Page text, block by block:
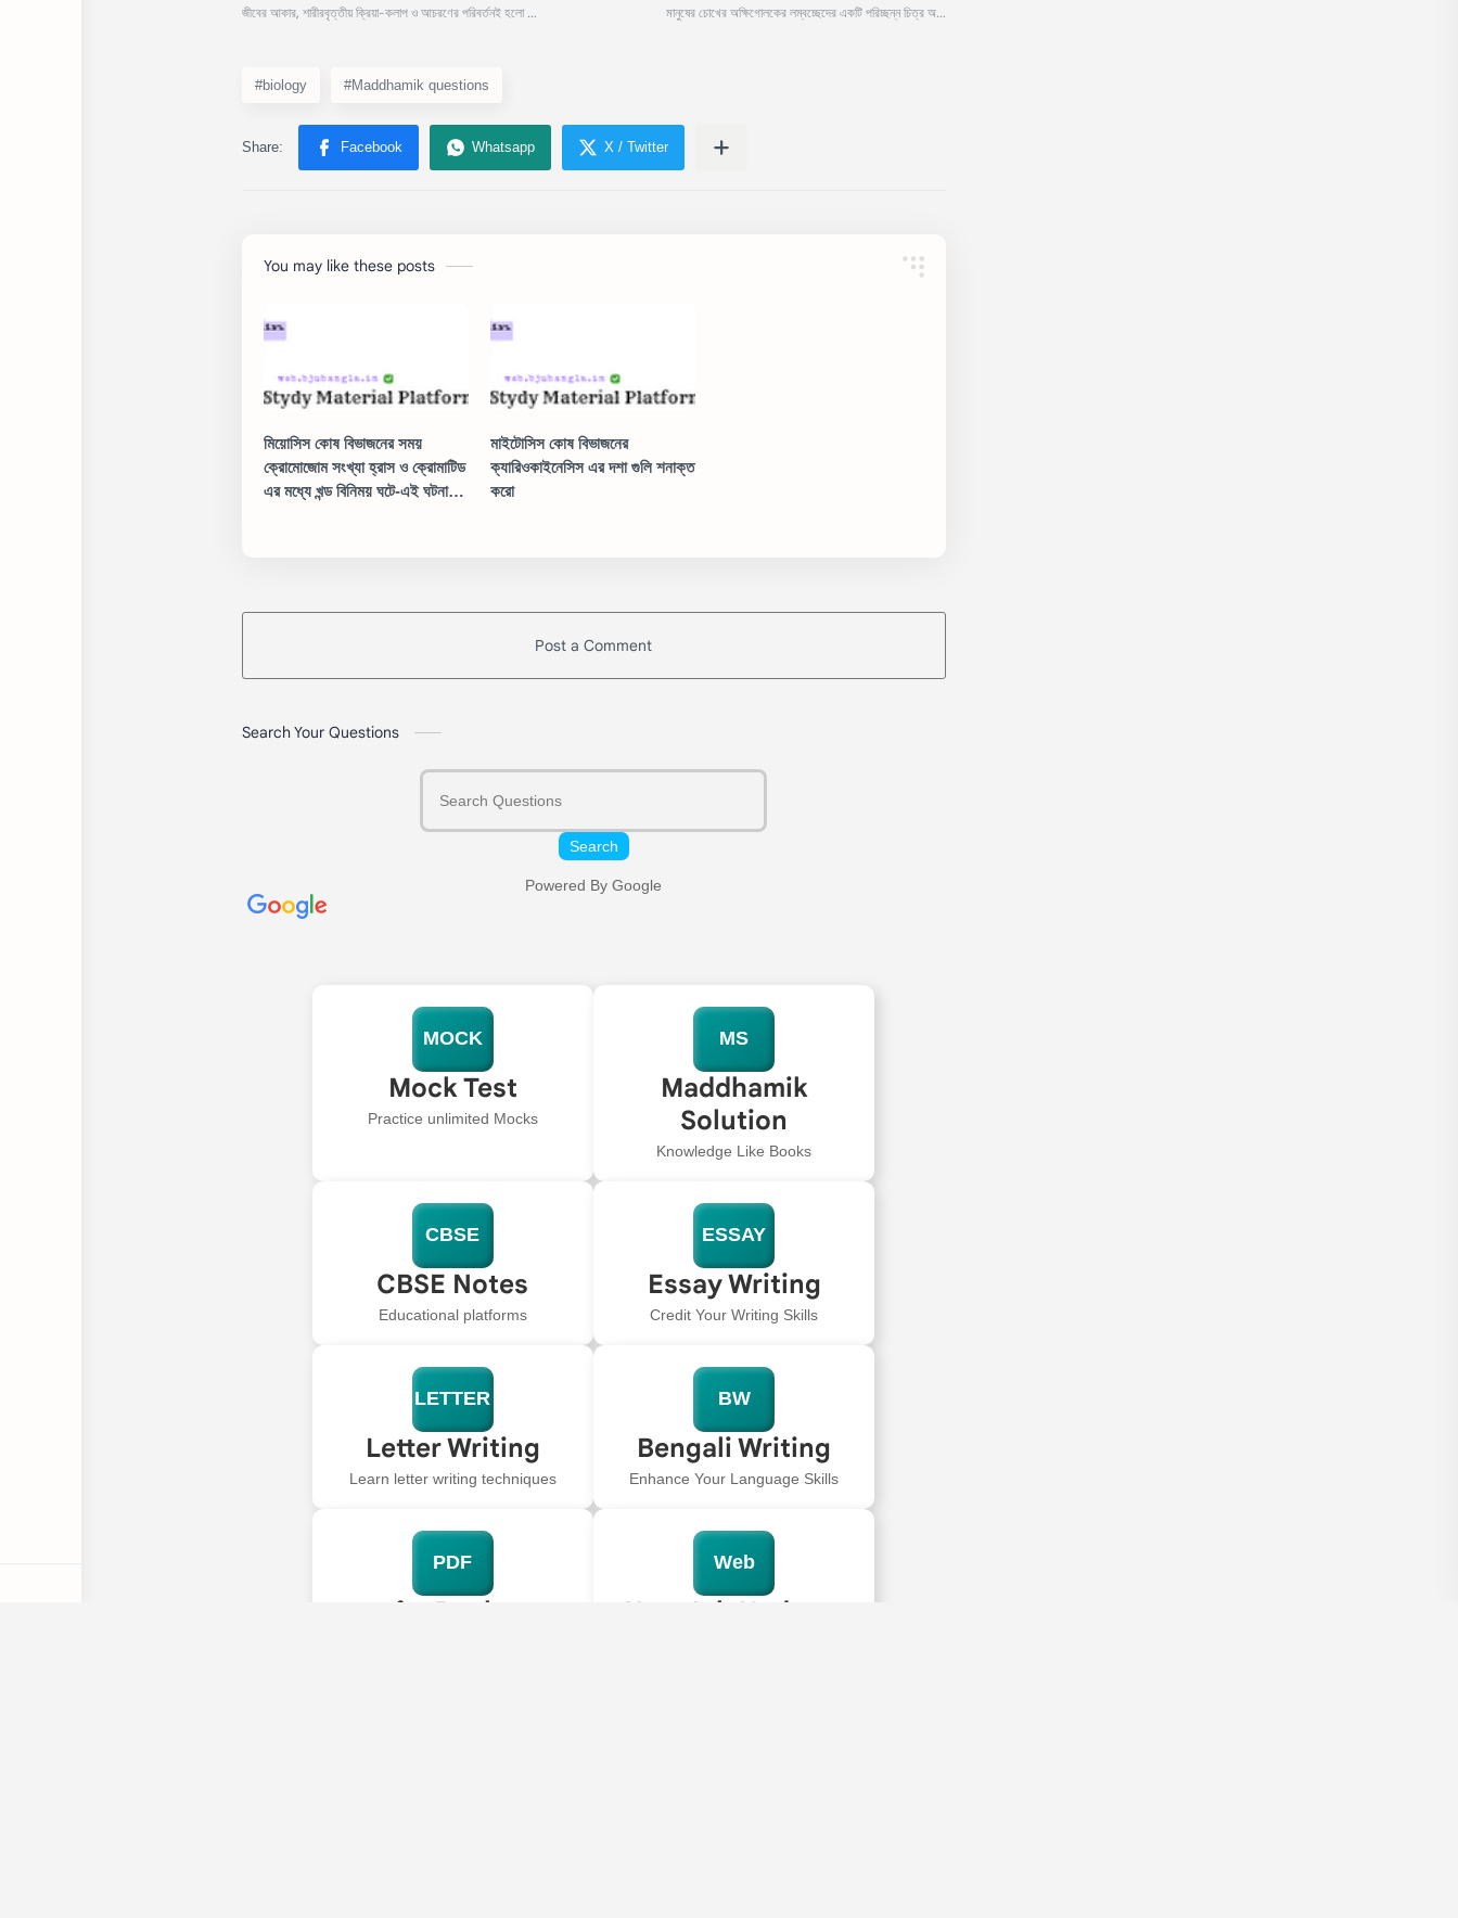
#biology #Maddhamik questions
You may like these posts
মিয়োসিস কোষ বিভাজনের সময়
ক্রোমোজোম সংখ্যা হ্রাস ও ক্রোমাটিড
এর মধ্যে খন্ড বিনিময় ঘটে-এই ঘটনা
মাইটোসিস কোষ বিভাজনের
ক্যারিওকাইনেসিস এর দশা গুলি শনাক্ত
করো
Post a Comment
Search Your Questions
Search
Powered By Google
MOCK
Mock Test
Practice unlimited Mocks
MS
Maddhamik
Solution
Knowledge Like Books
CBSE
CBSE Notes
Educational platforms
ESSAY
Essay Writing
Credit Your Writing Skills
LETTER
Letter Writing
Learn letter writing techniques
BW
Bengali Writing
Enhance Your Language Skills
PDF
ê - Books
Web
New Job Updates